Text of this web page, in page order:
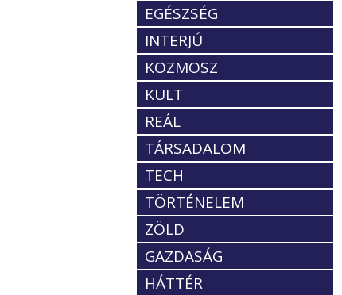
EGÉSZSÉG
INTERJÚ
KOZMOSZ
KULT
REÁL
TÁRSADALOM
TECH
TÖRTÉNELEM
ZÖLD
GAZDASÁG
HÁTTÉR